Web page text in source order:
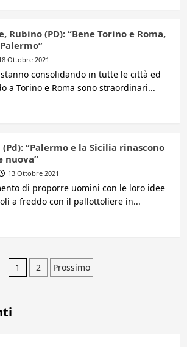
(PD): “Bene Torino e Roma,
Ottobre 2021
consolidando in tutte le città ed
a Torino e Roma sono straordinari...
“Palermo e la Sicilia rinascono
nuova”
13 Ottobre 2021
di proporre uomini con le loro idee
a freddo con il pallottoliere in...
Paginazione
articoli
1 2 Prossimo